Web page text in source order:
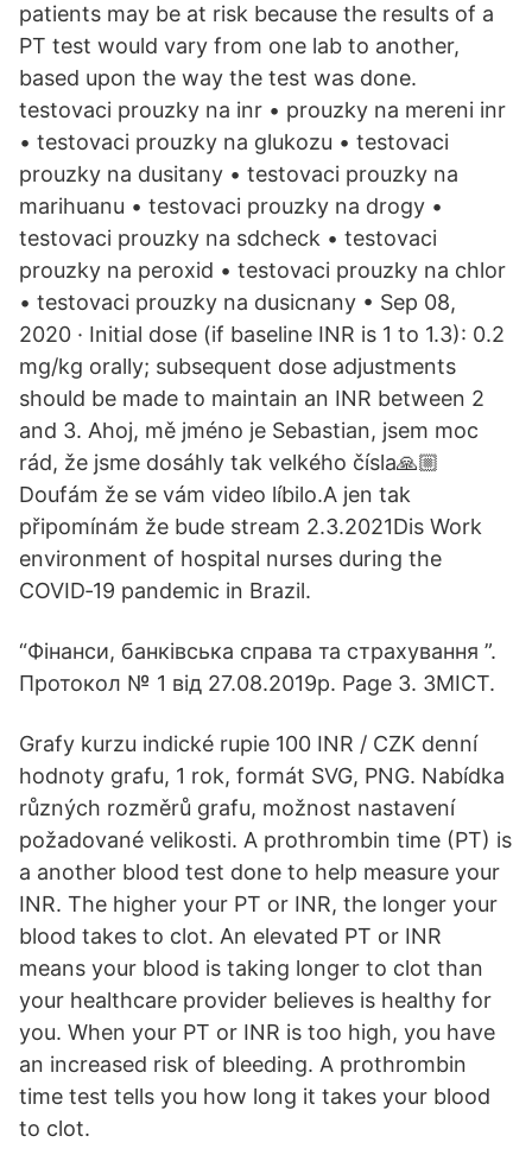
patients may be at risk because the results of a
PT test would vary from one lab to another,
based upon the way the test was done.
testovaci prouzky na inr • prouzky na mereni inr
• testovaci prouzky na glukozu • testovaci
prouzky na dusitany • testovaci prouzky na
marihuanu • testovaci prouzky na drogy •
testovaci prouzky na sdcheck • testovaci
prouzky na peroxid • testovaci prouzky na chlor
• testovaci prouzky na dusicnany • Sep 08,
2020 · Initial dose (if baseline INR is 1 to 1.3): 0.2
mg/kg orally; subsequent dose adjustments
should be made to maintain an INR between 2
and 3. Ahoj, mě jméno je Sebastian, jsem moc
rád, že jsme dosáhly tak velkého čísla🙏🏼
Doufám že se vám video líbilo.A jen tak
připomínám že bude stream 2.3.2021Dis Work
environment of hospital nurses during the
COVID‐19 pandemic in Brazil.
“Фінанси, банківська справа та страхування ”.
Протокол № 1 від 27.08.2019р. Page 3. ЗМІСТ.
Grafy kurzu indické rupie 100 INR / CZK denní
hodnoty grafu, 1 rok, formát SVG, PNG. Nabídka
různých rozměrů grafu, možnost nastavení
požadované velikosti. A prothrombin time (PT) is
a another blood test done to help measure your
INR. The higher your PT or INR, the longer your
blood takes to clot. An elevated PT or INR
means your blood is taking longer to clot than
your healthcare provider believes is healthy for
you. When your PT or INR is too high, you have
an increased risk of bleeding. A prothrombin
time test tells you how long it takes your blood
to clot.